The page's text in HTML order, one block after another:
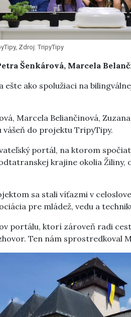
Zdroj: TripyTipy
Šenkárová, Marcela
ešte ako spolužiaci na
Marcela Beliančinová,
vášeň do projektu TripyTipy.
portál, na ktorom
krajine okolia Žiliny,
sa stali víťazmi v
pre mládež, vedu a
portálu, ktorí zároveň radi
Ten nám sprostredkoval